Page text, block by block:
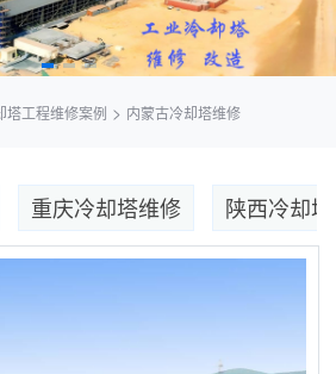
塔工程维修案例 > 内蒙古冷却塔维修
重庆冷却塔维修 陕西冷却